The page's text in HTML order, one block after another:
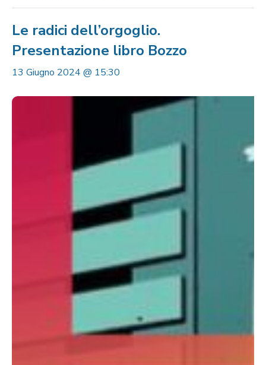
Le radici dell’orgoglio.
Presentazione libro Bozzo
13 Giugno 2024 @ 15:30